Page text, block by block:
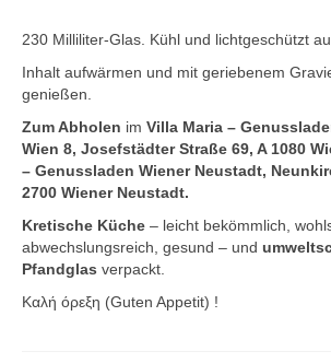
Shop
Back- & Teigwaren
Bio-Olivenöl & Bio-Oliven
Eingelegtes & Eingekochtes
Küchenaccessoires
Kräuter, Tee & Salz
230 Milliliter-Glas. Kühl und lichtgeschützt
Inhalt aufwärmen und mit geriebenem
genießen.
Zum Abholen im Villa Maria –
Wien 8, Josefstädter Straße 69, A 1080
– Genussladen Wiener Neustadt,
2700 Wiener Neustadt.
Kretische Küche – leicht bekömmlich,
abwechslungsreich, gesund – und
Pfandglas verpackt.
Καλή όρεξη (Guten Appetit) !